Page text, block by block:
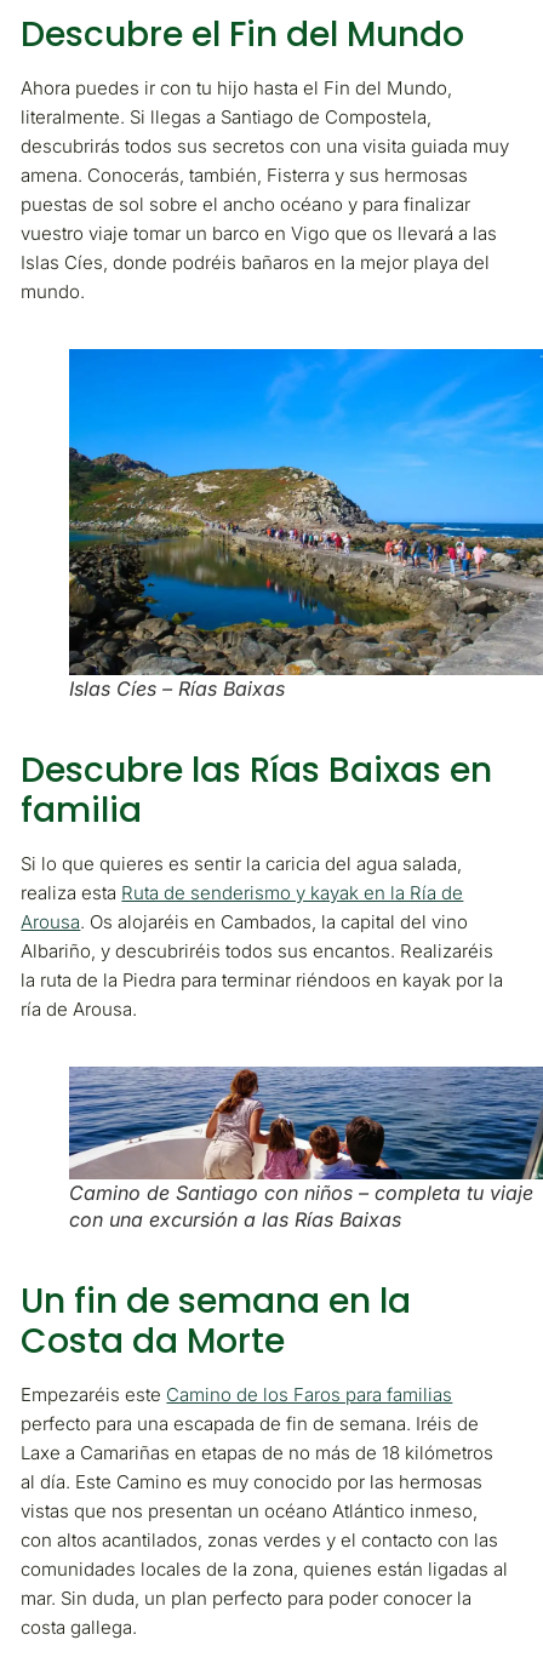
Descubre el Fin del Mundo
Ahora puedes ir con tu hijo hasta el Fin del Mundo,
literalmente. Si llegas a Santiago de Compostela,
descubrirás todos sus secretos con una visita guiada muy
amena. Conocerás, también, Fisterra y sus hermosas
puestas de sol sobre el ancho océano y para finalizar
vuestro viaje tomar un barco en Vigo que os llevará a las
Islas Cíes, donde podréis bañaros en la mejor playa del
mundo.
Islas Cíes – Rías Baixas
Descubre las Rías Baixas en
familia
Si lo que quieres es sentir la caricia del agua salada,
realiza esta Ruta de senderismo y kayak en la Ría de
Arousa. Os alojaréis en Cambados, la capital del vino
Albariño, y descubriréis todos sus encantos. Realizaréis
la ruta de la Piedra para terminar riéndoos en kayak por la
ría de Arousa.
Camino de Santiago con niños – completa tu viaje
con una excursión a las Rías Baixas
Un fin de semana en la
Costa da Morte
Empezaréis este Camino de los Faros para familias
perfecto para una escapada de fin de semana. Iréis de
Laxe a Camariñas en etapas de no más de 18 kilómetros
al día. Este Camino es muy conocido por las hermosas
vistas que nos presentan un océano Atlántico inmeso,
con altos acantilados, zonas verdes y el contacto con las
comunidades locales de la zona, quienes están ligadas al
mar. Sin duda, un plan perfecto para poder conocer la
costa gallega.